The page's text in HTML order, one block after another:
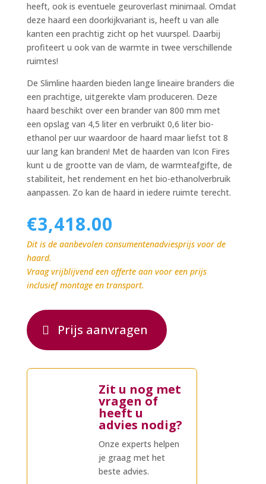
heeft, ook is eventuele geuroverlast minimaal. Omdat
deze haard een doorkijkvariant is, heeft u van alle
kanten een prachtig zicht op het vuurspel. Daarbij
profiteert u ook van de warmte in twee verschillende
ruimtes!
De Slimline haarden bieden lange lineaire branders die
een prachtige, uitgerekte vlam produceren. Deze
haard beschikt over een brander van 800 mm met
een opslag van 4,5 liter en verbruikt 0,6 liter bio-
ethanol per uur waardoor de haard maar liefst tot 8
uur lang kan branden! Met de haarden van Icon Fires
kunt u de grootte van de vlam, de warmteafgifte, de
stabiliteit, het rendement en het bio-ethanolverbruik
aanpassen. Zo kan de haard in iedere ruimte terecht.
€3,418.00
Dit is de aanbevolen consumentenadviesprijs voor de
haard.
Vraag vrijblijvend een offerte aan voor een prijs
inclusief montage en transport.
Prijs aanvragen
Zit u nog met
vragen of
heeft u
advies nodig?
Onze experts helpen
je graag met het
beste advies.